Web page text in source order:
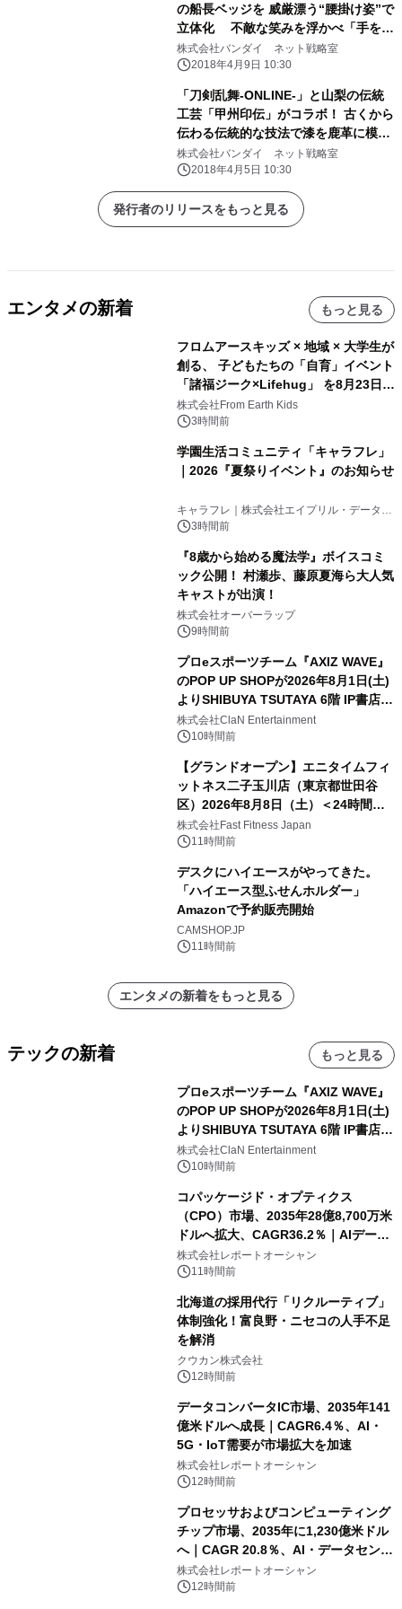
の船長ベッジを 威厳漂う“腰掛け姿”で
立体化 不敵な笑みを浮かべ「手を組
む・銃を構える」2ポーズを再現
株式会社バンダイ ネット戦略室
2018年4月9日 10:30
「刀剣乱舞-ONLINE-」と山梨の伝統
工芸「甲州印伝」がコラボ！ 古くから
伝わる伝統的な技法で漆を鹿革に模様
付けした商品！
株式会社バンダイ ネット戦略室
2018年4月5日 10:30
発行者のリリースをもっと見る
エンタメの新着 もっと見る
フロムアースキッズ × 地域 × 大学生が
創る、 子どもたちの「自育」イベント
「諸福ジーク×Lifehug」 を8月23日
(日)開催
株式会社From Earth Kids
3時間前
学園生活コミュニティ「キャラフレ」
｜2026『夏祭りイベント』のお知らせ
キャラフレ｜株式会社エイプリル・データ・
デザインズ
3時間前
『8歳から始める魔法学』ボイスコミ
ック公開！ 村瀬歩、藤原夏海ら大人気
キャストが出演！
株式会社オーバーラップ
9時間前
プロeスポーツチーム『AXIZ WAVE』
のPOP UP SHOPが2026年8月1日(土)
よりSHIBUYA TSUTAYA 6階 IP書店で
開催決定！！
株式会社ClaN Entertainment
10時間前
【グランドオープン】エニタイムフィ
ットネス二子玉川店（東京都世田谷
区）2026年8月8日（土）＜24時間年
中無休のフィットネスジム＞
株式会社Fast Fitness Japan
11時間前
デスクにハイエースがやってきた。
「ハイエース型ふせんホルダー」
Amazonで予約販売開始
CAMSHOP.JP
11時間前
エンタメの新着をもっと見る
テックの新着 もっと見る
プロeスポーツチーム『AXIZ WAVE』
のPOP UP SHOPが2026年8月1日(土)
よりSHIBUYA TSUTAYA 6階 IP書店で
開催決定！！
株式会社ClaN Entertainment
10時間前
コパッケージド・オプティクス
（CPO）市場、2035年28億8,700万米
ドルへ拡大、CAGR36.2％｜AIデータ
センター・高速光通信需要が成長を加
速
株式会社レポートオーシャン
11時間前
北海道の採用代行「リクルーティブ」
体制強化！富良野・ニセコの人手不足
を解消
クウカン株式会社
12時間前
データコンバータIC市場、2035年141
億米ドルへ成長｜CAGR6.4％、AI・
5G・IoT需要が市場拡大を加速
株式会社レポートオーシャン
12時間前
プロセッサおよびコンピューティング
チップ市場、2035年に1,230億米ドル
へ｜CAGR 20.8％、AI・データセンタ
ー需要が成長を牽引
株式会社レポートオーシャン
12時間前